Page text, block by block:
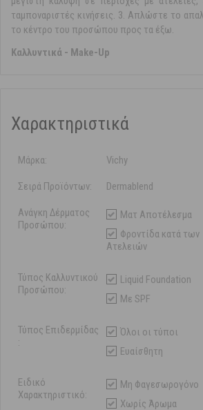
ταμποναριστές κινήσεις. 3. Απλώστε το
το κέντρο του προσώπου προς τα έξω.
Καλλυντικά - Make-Up
Χαρακτηριστικά
Μάρκα: Vichy
Σειρά Προϊόντων: Dermablend
Ανάγκη Δέρματος
Προσώπου:
Ματ Αποτέλεσμα
Φροντίδα κατά των
Ατελειών
Τύπος Καλλυντικού
Προσώπου:
Liquid Foundation
Με SPF
Τύπος Επιδερμίδας
:
Όλοι οι τύποι
Ευαίσθητη
Ειδικό
Χαρακτηριστικό:
Μη Φαγεσωρογόνο
Χωρίς Άρωμα